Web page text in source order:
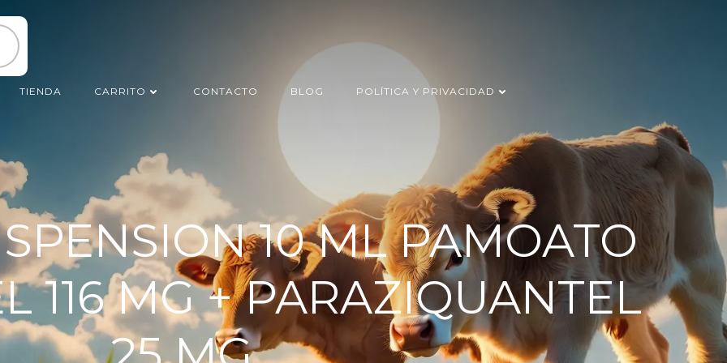
TIENDA CARRITO CONTACTO BLOG POLÍTICA Y PRIVACIDAD
10 ML PAMOATO
116 MG + PARAZIQUANTEL